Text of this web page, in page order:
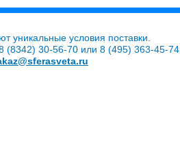
уникальные условия поставки.
(8342) 30-56-70 или 8 (495) 363-45-74